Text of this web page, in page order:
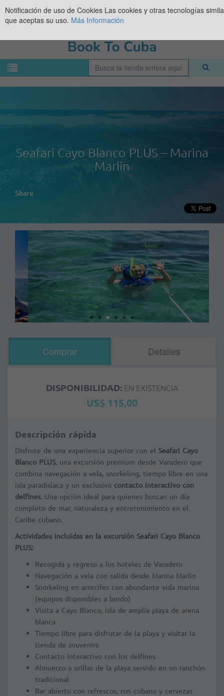
Seafari Cayo Blanco PLUS – Marina
Marlin
Share
Comprar Detalles
DISPONIBILIDAD: EN EXISTENCIA
US$ 115,00
Descripción rápida
Disfrute de una experiencia superior con el Seafari Cayo
Blanco PLUS, una excursión premium desde Varadero que
combina navegación a vela, snorkeling, tiempo libre en una
isla paradisíaca y un exclusivo contacto interactivo con
delfines. Una opción ideal para quienes buscan un día
completo de mar, naturaleza y entretenimiento en el
Caribe cubano.
Actividades incluidas en la excursión Seafari Cayo Blanco
PLUS:
Recogida y regreso a los hoteles de Varadero
Navegación a vela con salida desde Marina Marlin
Snorkeling en arrecifes con abundante vida marina
(equipos disponibles a bordo)
Visita a Cayo Blanco, isla de amplia playa de arena
blanca
Tiempo libre para disfrutar de la playa y visitar la
tienda de souvenirs
Contacto interactivo con los delfines
Almuerzo a orillas de la playa servido en un ranchón
tradicional
Bar abierto con refrescos, ron cubano y cervezas
Notificación de uso de Cookies Las cookies y otras tecnologías
que aceptas su uso. Más Información